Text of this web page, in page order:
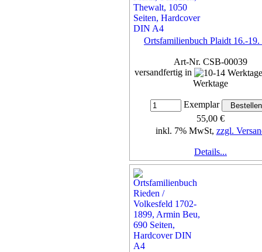
Ortsfamilienbuch Plaidt 16.-19.
Art-Nr. CSB-00039
versandfertig in
Werktage
Exemplar
55,00 €
inkl. 7% MwSt, zzgl.
Details...